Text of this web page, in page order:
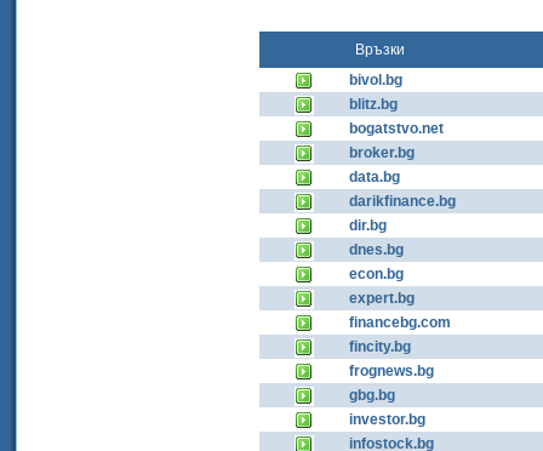
Връзки
bivol.bg
blitz.bg
bogatstvo.net
broker.bg
data.bg
darikfinance.bg
dir.bg
dnes.bg
econ.bg
expert.bg
financebg.com
fincity.bg
frognews.bg
gbg.bg
investor.bg
infostock.bg